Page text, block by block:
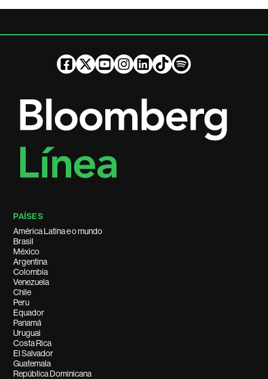
PAÍSES
América Latina e o mundo
Brasil
México
Argentina
Colombia
Venezuela
Chile
Peru
Equador
Panamá
Uruguai
Costa Rica
El Salvador
Guatemala
República Dominicana